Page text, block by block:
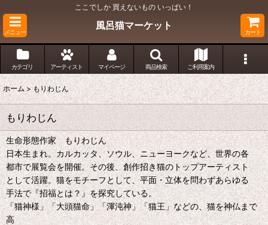
ここでしか 買えないもの いっぱい！
メニュー
風呂猫マーケット
カート
カテゴリ アーティスト マイページ 商品検索 ご利用案内
ホーム > もりわじん
もりわじん
生命形態作家 もりわじん
日本生まれ。カルカッタ、ソウル、ニューヨークなど、世界の各
都市で展覧会を開催。その後、創作招き猫のトップアーティスト
として活躍。猫をモチーフとして、平面・立体を問わずあらゆる
手法で『招福とは？』を探究している。
「猫神様」「大頭猫命」「渾沌神」「猫王」などの、猫を神仏まで
高